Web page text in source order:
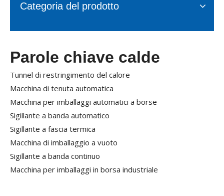
Categoria del prodotto
Parole chiave calde
Tunnel di restringimento del calore
Macchina di tenuta automatica
Macchina per imballaggi automatici a borse
Sigillante a banda automatico
Sigillante a fascia termica
Macchina di imballaggio a vuoto
Sigillante a banda continuo
Macchina per imballaggi in borsa industriale